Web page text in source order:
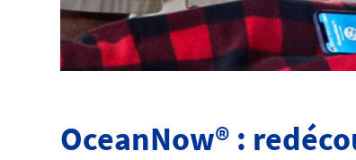
OceanNow® :